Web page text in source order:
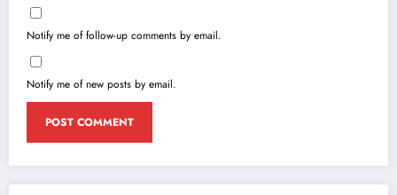
Notify me of follow-up comments by email.
Notify me of new posts by email.